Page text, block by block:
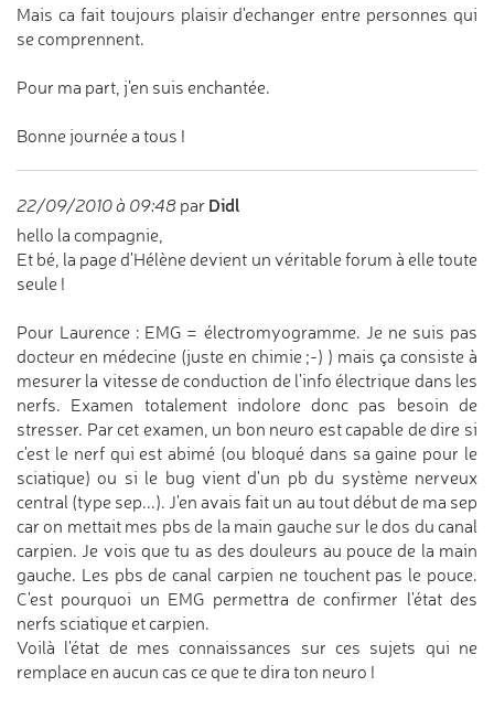
Mais ca fait toujours plaisir d'echanger entre personnes qui
se comprennent.
Pour ma part, j'en suis enchantée.
Bonne journée a tous !
22/09/2010 à 09:48 par Didl
hello la compagnie,
Et bé, la page d'Hélène devient un véritable forum à elle toute
seule !
Pour Laurence : EMG = électromyogramme. Je ne suis pas
docteur en médecine (juste en chimie ;-) ) mais ça consiste à
mesurer la vitesse de conduction de l'info électrique dans les
nerfs. Examen totalement indolore donc pas besoin de
stresser. Par cet examen, un bon neuro est capable de dire si
c'est le nerf qui est abimé (ou bloqué dans sa gaine pour le
sciatique) ou si le bug vient d'un pb du système nerveux
central (type sep...). J'en avais fait un au tout début de ma sep
car on mettait mes pbs de la main gauche sur le dos du canal
carpien. Je vois que tu as des douleurs au pouce de la main
gauche. Les pbs de canal carpien ne touchent pas le pouce.
C'est pourquoi un EMG permettra de confirmer l'état des
nerfs sciatique et carpien.
Voilà l'état de mes connaissances sur ces sujets qui ne
remplace en aucun cas ce que te dira ton neuro !